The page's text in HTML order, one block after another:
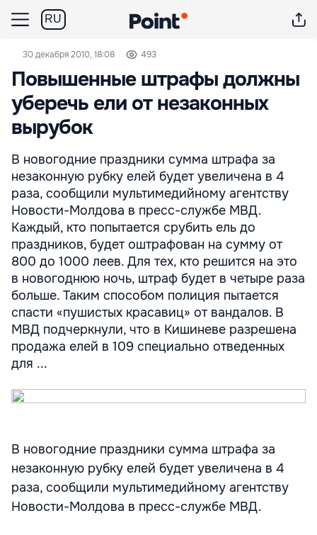
RU
30 декабря 2010, 18:08 493
Повышенные штрафы должны
уберечь ели от незаконных
вырубок
В новогодние праздники сумма штрафа за
незаконную рубку елей будет увеличена в 4
раза, сообщили мультимедийному агентству
Новости-Молдова в пресс-службе МВД.
Каждый, кто попытается срубить ель до
праздников, будет оштрафован на сумму от
800 до 1000 леев. Для тех, кто решится на это
в новогоднюю ночь, штраф будет в четыре раза
больше. Таким способом полиция пытается
спасти «пушистых красавиц» от вандалов. В
МВД подчеркнули, что в Кишиневе разрешена
продажа елей в 109 специально отведенных
для ...
В новогодние праздники сумма штрафа за
незаконную рубку елей будет увеличена в 4
раза, сообщили мультимедийному агентству
Новости-Молдова в пресс-службе МВД.